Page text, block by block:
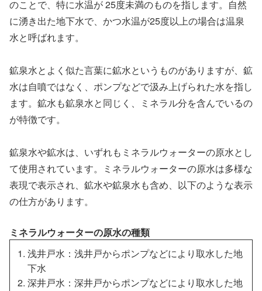
のことで、特に水温が 25度未満のものを指します。自然
に湧き出た地下水で、かつ水温が25度以上の場合は温泉
水と呼ばれます。
鉱泉水とよく似た言葉に鉱水というものがありますが、鉱
水は自噴ではなく、ポンプなどで汲み上げられた水を指し
ます。鉱水も鉱泉水と同じく、ミネラル分を含んでいるの
が特徴です。
鉱泉水や鉱水は、いずれもミネラルウォーターの原水とし
て使用されています。ミネラルウォーターの原水は多様な
表現で表示され、鉱水や鉱泉水も含め、以下のような表示
の仕方があります。
ミネラルウォーターの原水の種類
浅井戸水：浅井戸からポンプなどにより取水した地
下水
深井戸水：深井戸からポンプなどにより取水した地